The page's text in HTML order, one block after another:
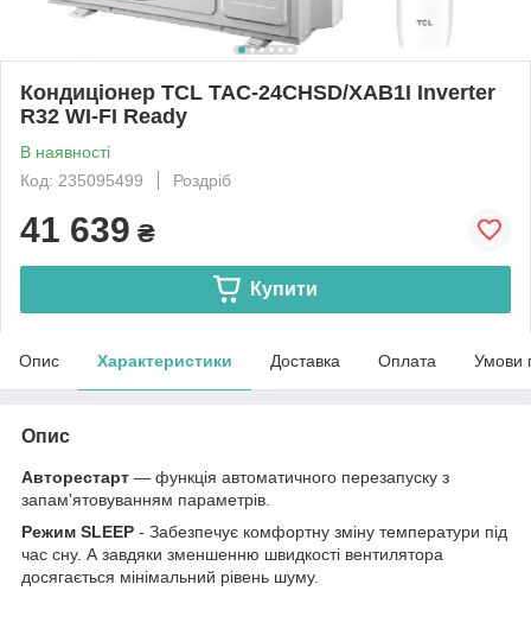
Кондиціонер TCL TAC-24CHSD/XAB1I Inverter
R32 WI-FI Ready
В наявності
Код: 235095499
Роздріб
41 639 ₴
Купити
Опис Характеристики Доставка Оплата Умови
Опис
Авторестарт — функція автоматичного перезапуску з
запам'ятовуванням параметрів.
Режим SLEEP - Забезпечує комфортну зміну температури під
час сну. А завдяки зменшенню швидкості вентилятора
досягається мінімальний рівень шуму.